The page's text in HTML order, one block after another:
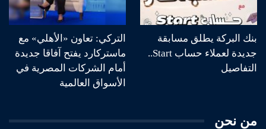
بنك البركة يطلق مسابقة
جديدة لعملاء حساب Start..
التفاصيل
التركي: تعاون «الأهلي» مع
ماستركارد يفتح آفاقا جديدة
أمام الشركات المصرية في
الأسواق العالمية
من نحن